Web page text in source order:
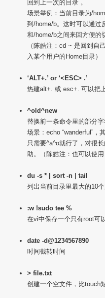
回到上一次的目录 。
场景举例：当前目录为/
到/home/b。这时可以通过
和/home/b之间来回方便的
（陈皓注：cd ~ 是回到自
入某个用户的Home目录）
‘ALT+.’ or ‘<ESC> .’
热建alt+. 或 esc+. 可以把
^old^new
替换前一条命令里的部分字
场景：echo “wanderful”，
只需要^a^o就行了，对很
助。（陈皓注：也可以使用
du -s * | sort -n | tail
列出当前目录里最大的10个
:w !sudo tee %
在vi中保存一个只有root可
date -d@1234567890
时间截转时间
> file.txt
创建一个空文件，比touch短